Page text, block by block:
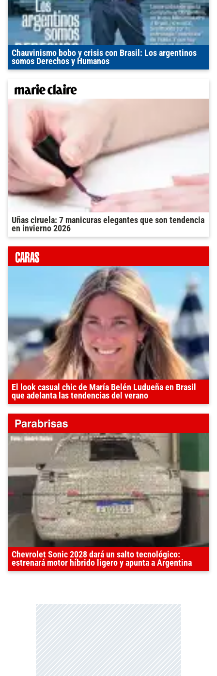
Chauvinismo bobo y crisis con Brasil: Los argentinos
somos Derechos y Humanos
Uñas ciruela: 7 manicuras elegantes que son tendencia
en invierno 2026
El look casual chic de María Belén Ludueña en Brasil
que adelanta las tendencias del verano
Chevrolet Sonic 2028 dará un salto tecnológico:
estrenará motor híbrido ligero y apunta a Argentina